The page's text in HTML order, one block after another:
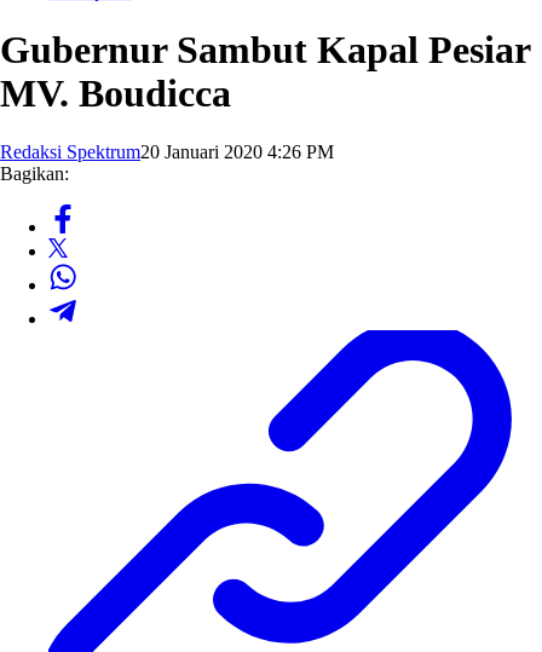
Gubernur Sambut Kapal Pesiar
MV. Boudicca
Redaksi Spektrum20 Januari 2020 4:26 PM
Bagikan: